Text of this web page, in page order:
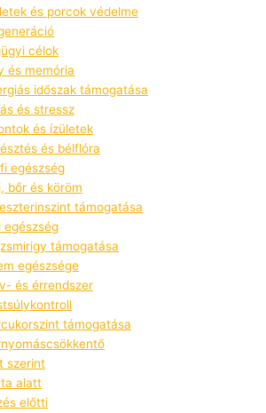
és porcok védelme
célok
és memória
időszak támogatása
és stressz
és ízületek
és bélflóra
egészség
bőr és köröm
támogatása
egészség
támogatása
egészsége
és érrendszer
támogatása
szerint
alatt
előtti